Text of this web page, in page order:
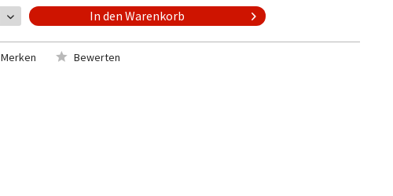
In den Warenkorb
Merken Bewerten